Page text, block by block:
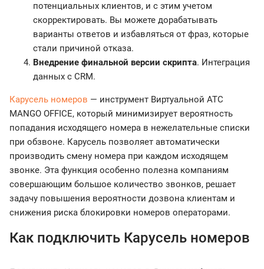
потенциальных клиентов, и с этим учетом
скорректировать. Вы можете дорабатывать
варианты ответов и избавляться от фраз, которые
стали причиной отказа.
Внедрение финальной версии скрипта. Интеграция
данных с CRM.
Карусель номеров — инструмент Виртуальной АТС
MANGO OFFICE, который минимизирует вероятность
попадания исходящего номера в нежелательные списки
при обзвоне. Карусель позволяет автоматически
производить смену номера при каждом исходящем
звонке. Эта функция особенно полезна компаниям
совершающим большое количество звонков, решает
задачу повышения вероятности дозвона клиентам и
снижения риска блокировки номеров операторами.
Как подключить Карусель номеров